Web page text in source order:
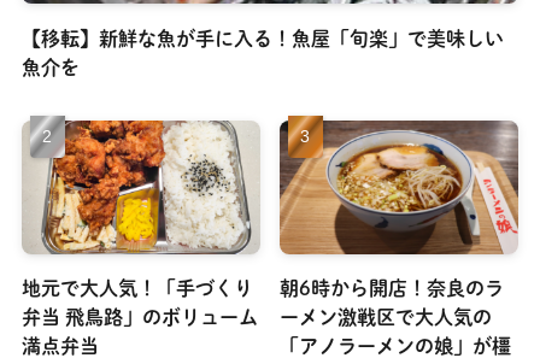
【移転】新鮮な魚が手に入る！魚屋「旬楽」で美味しい
魚介を
地元で大人気！「手づくり
弁当 飛鳥路」のボリューム
満点弁当
朝6時から開店！奈良のラ
ーメン激戦区で大人気の
「アノラーメンの娘」が橿